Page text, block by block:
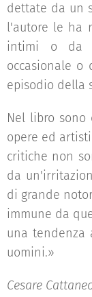
dettate da un
l'autore le ha
intimi o da
occasionale o
episodio della
Nel libro sono
opere ed
critiche non
da
di grande
immune da
una tendenza
uomini.»
Cesare